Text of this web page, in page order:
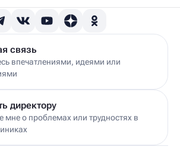
связь
впечатлениями, идеями или
директору
мне о проблемах или трудностях в